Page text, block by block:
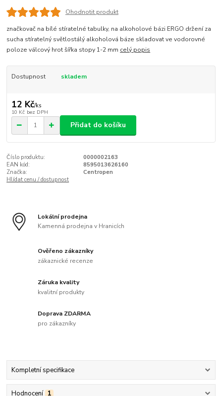
Ohodnotit produkt
značkovač na bílé stíratelné tabulky, na alkoholové bázi ERGO držení za
sucha stíratelný světlostálý alkoholová báze skladovat ve vodorovné
poloze válcový hrot šířka stopy 1-2 mm celý popis
Dostupnost skladem
12 Kč/ks
10 Kč bez DPH
Přidat do košíku
Číslo produktu:
0000002163
EAN kód:
8595013626160
Značka:
Centropen
Hlídat cenu / dostupnost
Lokální prodejna
Kamenná prodejna v Hranicích
Ověřeno zákazníky
zákaznické recenze
Záruka kvality
kvalitní produkty
Doprava ZDARMA
pro zákazníky
Kompletní specifikace
Hodnocení 1